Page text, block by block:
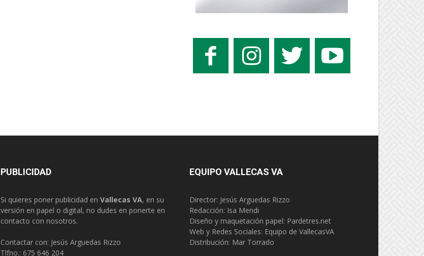
PUBLICIDAD
Si quieres poner publicidad en Vallecas VA, en su
versión en papel o digital, no dudes en ponerte en
contacto con nosotros.
Contactar con: Jesús Arguedas Rizzo
Tlfno.: 675 646 204
EQUIPO VALLECAS VA
Director: Jesús Arguedas Rizzo
Redacción: Isa Mendi
Diseño y maquetación papel: Pardetres.net
Web y Redes Sociales: Equipo de VallecasVA
Distribución: Mar Torrado